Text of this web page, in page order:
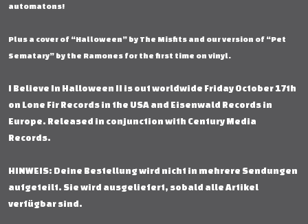
automatons!
Plus a cover of “Halloween” by The Misfits and our version of “Pet
Sematary” by the Ramones for the first time on vinyl.
I Believe In Halloween II is out worldwide Friday October 17th
on Lone Fir Records in the USA and Eisenwald Records in
Europe. Released in conjunction with Century Media
Records.
HINWEIS: Deine Bestellung wird nicht in mehrere Sendungen
aufgeteilt. Sie wird ausgeliefert, sobald alle Artikel
verfügbar sind.